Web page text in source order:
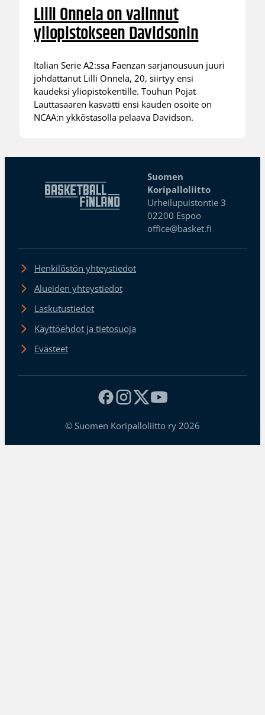
Lilli Onnela on valinnut
yliopistokseen Davidsonin
Italian Serie A2:ssa Faenzan sarjanousuun juuri
johdattanut Lilli Onnela, 20, siirtyy ensi
kaudeksi yliopistokentille. Touhun Pojat
Lauttasaaren kasvatti ensi kauden osoite on
NCAA:n ykköstasolla pelaava Davidson.
Suomen
Koripalloliitto
Urheilupuistontie 3
02200 Espoo
office@basket.fi
Henkilöstön yhteystiedot
Alueiden yhteystiedot
Laskutustiedot
Käyttöehdot ja tietosuoja
Evästeet
© Suomen Koripalloliitto ry 2026